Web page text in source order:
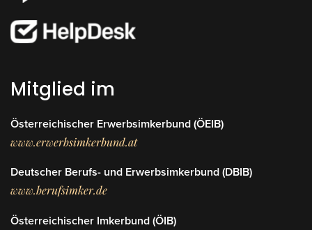
Mitglied im
Österreichischer Erwerbsimkerbund (ÖEIB)
www.erwerbsimkerbund.at
Deutscher Berufs- und Erwerbsimkerbund (DBIB)
www.berufsimker.de
Österreichischer Imkerbund (ÖIB)